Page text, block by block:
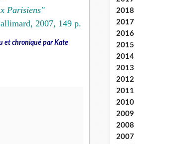
Parisiens"
2007, 149 p.
et chroniqué par Kate
2018
2017
2016
2015
2014
2013
2012
2011
2010
2009
2008
2007